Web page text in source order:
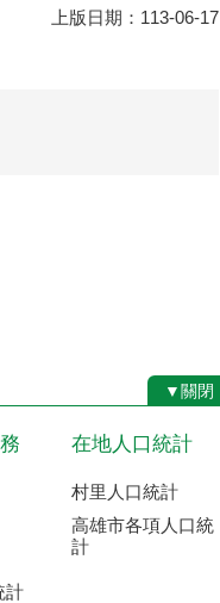
上版日期：113-06-17
▼關閉
計
在地人口統計
村里人口統計
高雄市各項人口統
計